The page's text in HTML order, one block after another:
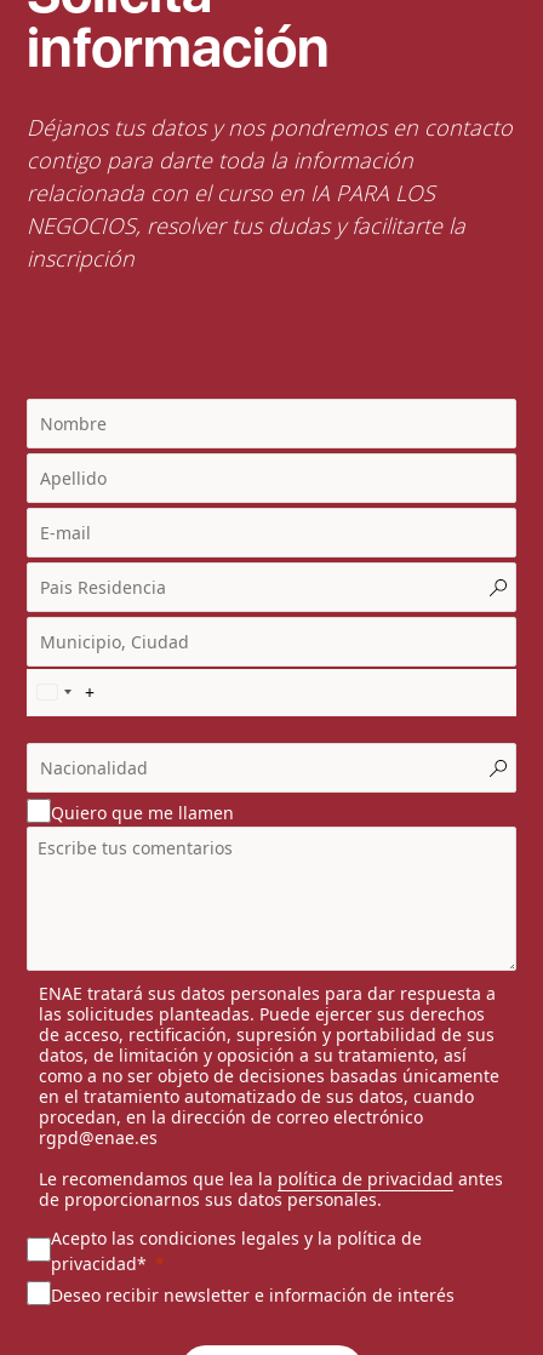
información
Déjanos tus datos y nos pondremos en contacto
contigo para darte toda la información
relacionada con el curso en IA PARA LOS
NEGOCIOS, resolver tus dudas y facilitarte la
inscripción
Quiero que me llamen
ENAE tratará sus datos personales para dar respuesta a
las solicitudes planteadas. Puede ejercer sus derechos
de acceso, rectificación, supresión y portabilidad de sus
datos, de limitación y oposición a su tratamiento, así
como a no ser objeto de decisiones basadas únicamente
en el tratamiento automatizado de sus datos, cuando
procedan, en la dirección de correo electrónico
rgpd@enae.es
Le recomendamos que lea la política de privacidad antes
de proporcionarnos sus datos personales.
Acepto las condiciones legales y la política de
privacidad*
Deseo recibir newsletter e información de interés